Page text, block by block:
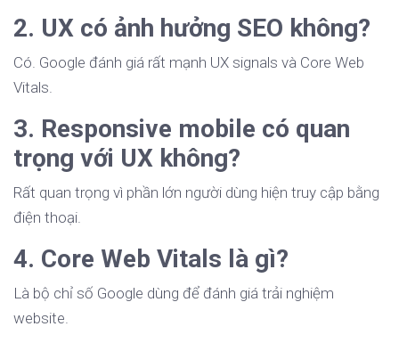
2. UX có ảnh hưởng SEO không?
Có. Google đánh giá rất mạnh UX signals và Core Web
Vitals.
3. Responsive mobile có quan
trọng với UX không?
Rất quan trọng vì phần lớn người dùng hiện truy cập bằng
điện thoại.
4. Core Web Vitals là gì?
Là bộ chỉ số Google dùng để đánh giá trải nghiệm
website.